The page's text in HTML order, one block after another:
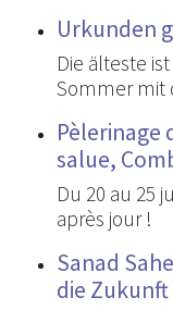
Urkunden
Die älteste
Sommer mit
Pèlerinage
salue,
Du 20 au 25
après jour !
Sanad
die Zukunft